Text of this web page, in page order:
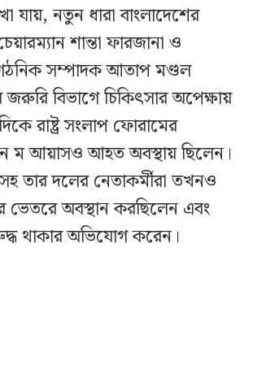
যায়, নতুন ধারা বাংলাদেশের
শান্তা ফারজানা ও
সম্পাদক আতাপ মণ্ডল
জরুরি বিভাগে চিকিৎসার অপেক্ষায়
রাষ্ট্র সংলাপ ফোরামের
ম আয়াসও আহত অবস্থায় ছিলেন।
তার দলের নেতাকর্মীরা তখনও
ভেতরে অবস্থান করছিলেন এবং
থাকার অভিযোগ করেন।